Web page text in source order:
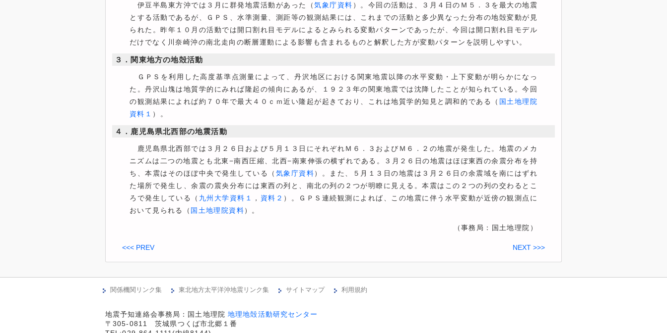
伊豆半島東方沖では３月に群発地震活動があった（気象庁資料 ）。今回の活動は、３月４日のＭ５．３を最大の地震
とする活動であるが、ＧＰＳ、水準測量、測距等の観測結果には、これまでの活動と多少異なった分布の地殻変動が見
られた。昨年１０月の活動では開口割れ目モデルによるとみられる変動パターンであったが、今回は開口割れ目モデル
だけでなく川奈崎沖の南北走向の断層運動による影響も含まれるものと解釈した方が変動パターンを説明しやすい。
３．関東地方の地殻活動
ＧＰＳを利用した高度基準点測量によって、丹沢地区における関東地震以降の水平変動・上下変動が明らかになっ
た。丹沢山塊は地質学的にみれば隆起の傾向にあるが、１９２３年の関東地震では沈降したことが知られている。今回
の観測結果によれば約７０年で最大４０ｃｍ近い隆起が起きており、これは地質学的知見と調和的である（ 国土地理院
資料１ ）。
４．鹿児島県北西部の地震活動
鹿児島県北西部では３月２６日および５月１３日にそれぞれＭ６．３およびＭ６．２の地震が発生した。地震のメカ
ニズムは二つの地震とも北東−南西圧縮、北西−南東伸張の横ずれである。３月２６日の地震はほぼ東西の余震分布を持
ち、本震はそのほぼ中央で発生している（ 気象庁資料）。また、５月１３日の地震は３月２６日の余震域を南にはずれ
た場所で発生し、余震の震央分布には東西の列と、南北の列の２つが明瞭に見える。本震はこの２つの列の交わるとこ
ろで発生している（ 九州大学資料１ ， 資料２ ）。ＧＰＳ連続観測によれば、この地震に伴う水平変動が近傍の観測点に
おいて見られる（ 国土地理院資料）。
（事務局：国土地理院）
<<< PREV NEXT >>>
関係機関リンク集 東北地方太平洋沖地震リンク集 サイトマップ 利用規約
地震予知連絡会事務局：国土地理院 地理地殻活動研究センター
〒305-0811　茨城県つくば市北郷１番